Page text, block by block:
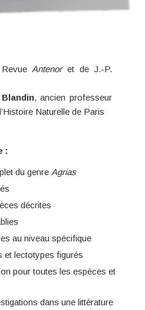
Antenoret de J.-P.
, ancien professeur
Naturelle de Paris
:
du genre Agrias
décrites
au niveau spécifique
et lectotypes figurés
pour toutes les espèces et
dans une littérature